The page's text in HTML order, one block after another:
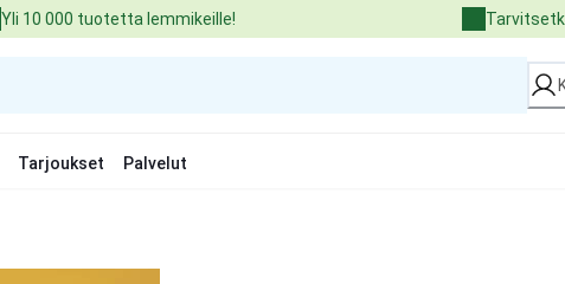
Yli 10 000 tuotetta lemmikeille!
Tarjoukset Palvelut